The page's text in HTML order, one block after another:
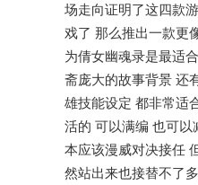
场走向证明了这四款
戏了 那么推出一款更
为倩女幽魂录是最适
斋庞大的故事背景 还
雄技能设定 都非常适
活的 可以满编 也可以
本应该漫威对决接任
然站出来也接替不了